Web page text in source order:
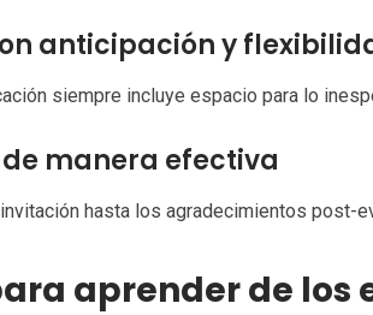
anticipación y
siempre incluye espacio para lo
manera efectiva
hasta los agradecimientos post-
aprender de los